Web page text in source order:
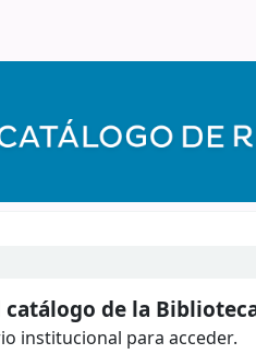
de la
institucional para acceder.